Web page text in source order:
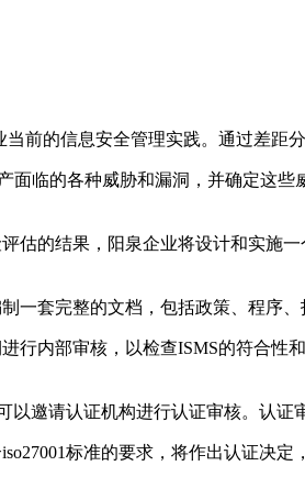
前的信息安全管理实践。通过差距
面临的各种威胁和漏洞，并确定这
估的结果，阳泉企业将设计和实施
一套完整的文档，包括政策、程序
行内部审核，以检查ISMS的符合性
邀请认证机构进行认证审核。认
标准的要求，将作出认证决定